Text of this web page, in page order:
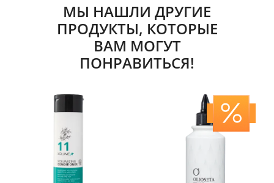
МЫ НАШЛИ ДРУГИЕ
ПРОДУКТЫ, КОТОРЫЕ
ВАМ МОГУТ
ПОНРАВИТЬСЯ!